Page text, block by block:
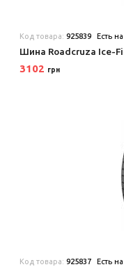
Код товара:925839 Есть
Шина Roadcruza Ice-
3102 грн
Код товара:925837 Есть